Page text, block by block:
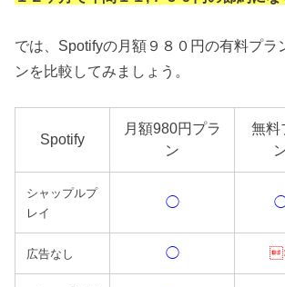
では、Spotifyの月額９８０円の有料プラ
ンを比較してみましょう。
Spotify
月額980円プラ
ン
無料
シャップルプ
レイ
◯
広告なし ◯